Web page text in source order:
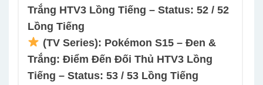
Trắng HTV3 Lồng Tiếng – Status: 52 / 52
Lồng Tiếng
(TV Series): Pokémon S15 – Đen &
Trắng: Điểm Đến Đối Thủ HTV3 Lồng
Tiếng – Status: 53 / 53 Lồng Tiếng